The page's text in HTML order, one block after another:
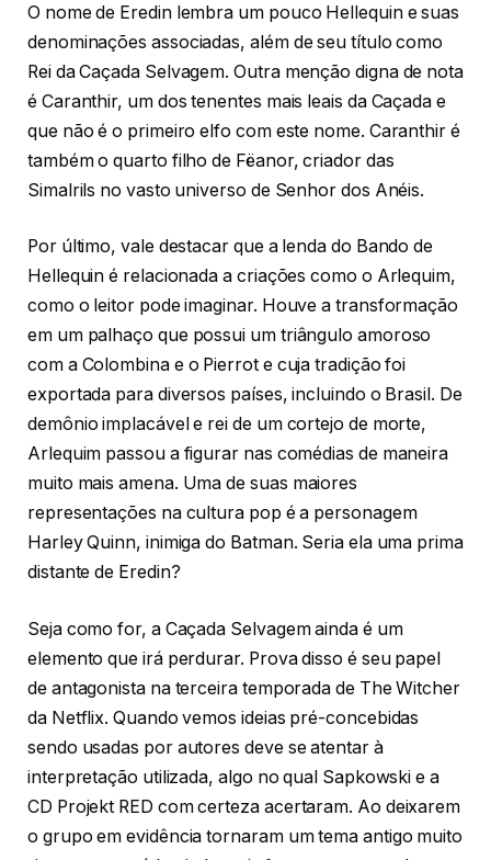
O nome de Eredin lembra um pouco Hellequin e suas
denominações associadas, além de seu título como
Rei da Caçada Selvagem. Outra menção digna de nota
é Caranthir, um dos tenentes mais leais da Caçada e
que não é o primeiro elfo com este nome. Caranthir é
também o quarto filho de Fëanor, criador das
Simalrils no vasto universo de Senhor dos Anéis.
Por último, vale destacar que a lenda do Bando de
Hellequin é relacionada a criações como o Arlequim,
como o leitor pode imaginar. Houve a transformação
em um palhaço que possui um triângulo amoroso
com a Colombina e o Pierrot e cuja tradição foi
exportada para diversos países, incluindo o Brasil. De
demônio implacável e rei de um cortejo de morte,
Arlequim passou a figurar nas comédias de maneira
muito mais amena. Uma de suas maiores
representações na cultura pop é a personagem
Harley Quinn, inimiga do Batman. Seria ela uma prima
distante de Eredin?
Seja como for, a Caçada Selvagem ainda é um
elemento que irá perdurar. Prova disso é seu papel
de antagonista na terceira temporada de The Witcher
da Netflix. Quando vemos ideias pré-concebidas
sendo usadas por autores deve se atentar à
interpretação utilizada, algo no qual Sapkowski e a
CD Projekt RED com certeza acertaram. Ao deixarem
o grupo em evidência tornaram um tema antigo muito